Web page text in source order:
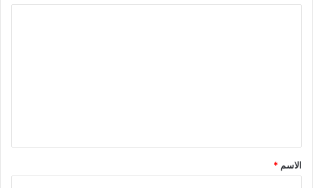
*
الاسم *